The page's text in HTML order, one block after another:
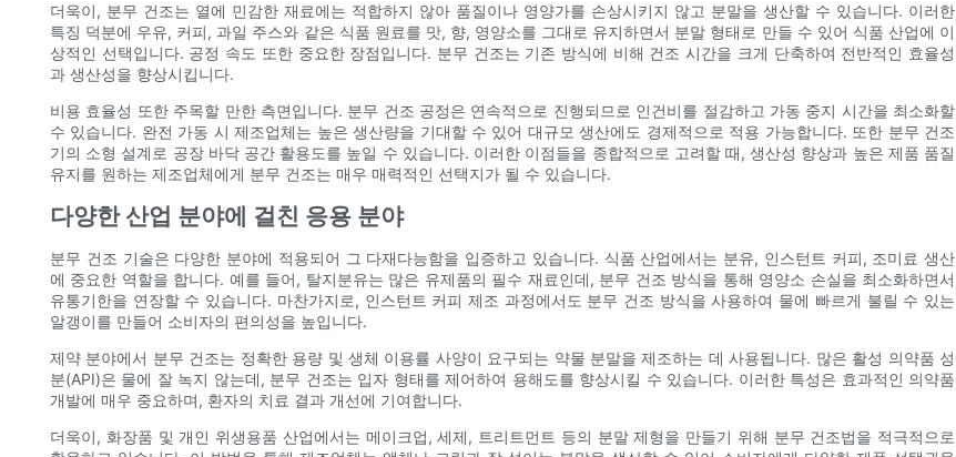
더욱이, 분무 건조는 열에 민감한 재료에는 적합하지 않아 품질이나 영양가를 손상시키지 않고 분말을 생산할 수 있습니다. 이러한
특징 덕분에 우유, 커피, 과일 주스와 같은 식품 원료를 맛, 향, 영양소를 그대로 유지하면서 분말 형태로 만들 수 있어 식품 산업에 이
상적인 선택입니다. 공정 속도 또한 중요한 장점입니다. 분무 건조는 기존 방식에 비해 건조 시간을 크게 단축하여 전반적인 효율성
과 생산성을 향상시킵니다.
비용 효율성 또한 주목할 만한 측면입니다. 분무 건조 공정은 연속적으로 진행되므로 인건비를 절감하고 가동 중지 시간을 최소화할
수 있습니다. 완전 가동 시 제조업체는 높은 생산량을 기대할 수 있어 대규모 생산에도 경제적으로 적용 가능합니다. 또한 분무 건조
기의 소형 설계로 공장 바닥 공간 활용도를 높일 수 있습니다. 이러한 이점들을 종합적으로 고려할 때, 생산성 향상과 높은 제품 품질
유지를 원하는 제조업체에게 분무 건조는 매우 매력적인 선택지가 될 수 있습니다.
다양한 산업 분야에 걸친 응용 분야
분무 건조 기술은 다양한 분야에 적용되어 그 다재다능함을 입증하고 있습니다. 식품 산업에서는 분유, 인스턴트 커피, 조미료 생산
에 중요한 역할을 합니다. 예를 들어, 탈지분유는 많은 유제품의 필수 재료인데, 분무 건조 방식을 통해 영양소 손실을 최소화하면서
유통기한을 연장할 수 있습니다. 마찬가지로, 인스턴트 커피 제조 과정에서도 분무 건조 방식을 사용하여 물에 빠르게 불릴 수 있는
알갱이를 만들어 소비자의 편의성을 높입니다.
제약 분야에서 분무 건조는 정확한 용량 및 생체 이용률 사양이 요구되는 약물 분말을 제조하는 데 사용됩니다. 많은 활성 의약품 성
분(API)은 물에 잘 녹지 않는데, 분무 건조는 입자 형태를 제어하여 용해도를 향상시킬 수 있습니다. 이러한 특성은 효과적인 의약품
개발에 매우 ​​중요하며, 환자의 치료 결과 개선에 기여합니다.
더욱이, 화장품 및 개인 위생용품 산업에서는 메이크업, 세제, 트리트먼트 등의 분말 제형을 만들기 위해 분무 건조법을 적극적으로